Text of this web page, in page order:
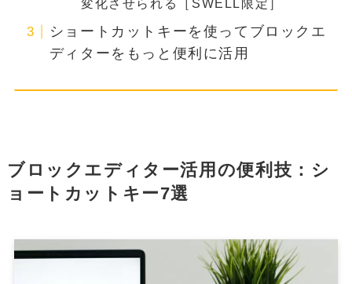
変化させられる［SWELL限定］
ショートカットキーを使ってブロックエ
ディターをもっと便利に活用
ブロックエディター活用の便利技：シ
ョートカットキー7選